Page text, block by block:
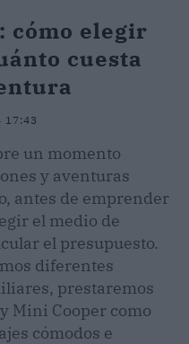
cómo elegir
cuesta
17:43
un momento
y aventuras
antes de emprender
el medio de
el presupuesto.
diferentes
prestaremos
Mini Cooper como
cómodos e